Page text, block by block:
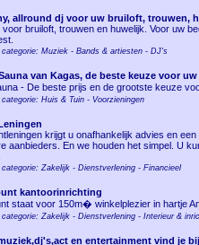
allround dj voor uw bruiloft, trouwen,
voor bruiloft, trouwen en huwelijk. Voor uw
Muziek - Bands & artiesten - DJ's
van Kagas, de beste keuze voor
- De beste prijs en de grootste keuze
Huis & Tuin - Voorzieningen
krijgt u onafhankelijk advies en
aanbieders. En we houden het simpel. U
Zakelijk - Dienstverlening - Financieel
kantoorinrichting
staat voor 150m� winkelplezier in hartje
Zakelijk - Dienstverlening - Interieur &
en entertainment vind je